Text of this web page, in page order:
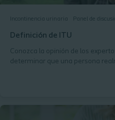
Incontinencia urinaria Panel de
Definición de ITU
Conozca la opinión de los
determinar que una persona